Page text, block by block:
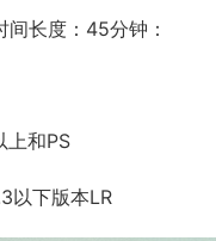
长度：45分钟：
上和PS
以下版本LR